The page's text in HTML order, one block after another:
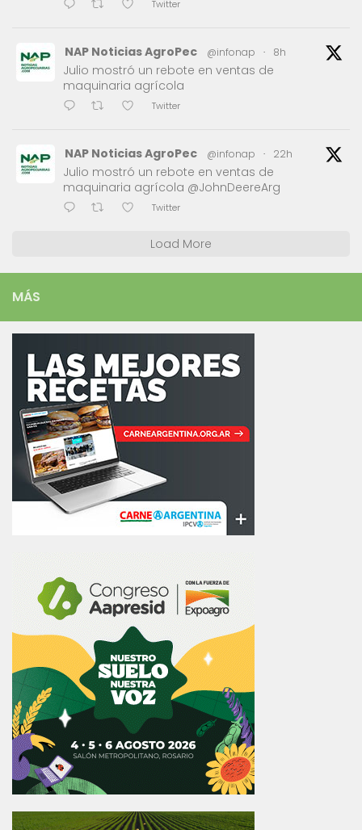
Twitter
NAP Noticias AgroPec @infonap · 8h
Julio mostró un rebote en ventas de
maquinaria agrícola
Twitter
NAP Noticias AgroPec @infonap · 22h
Julio mostró un rebote en ventas de
maquinaria agrícola @JohnDeereArg
Twitter
Load More
MÁS